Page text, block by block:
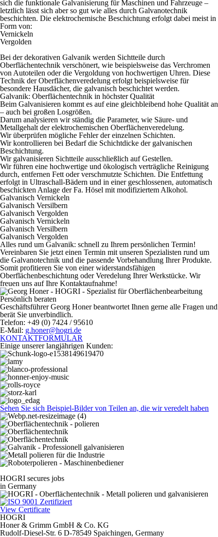
sich die funktionale Galvanisierung für Maschinen und Fahrzeuge –
letztlich lässt sich aber so gut wie alles durch Galvanotechnik
beschichten. Die elektrochemische Beschichtung erfolgt dabei meist in
Form von:
Vernickeln
Vergolden
Bei derdekorativen Galvanik werden Sichtteile durch
Oberflächentechnik verschönert, wie beispielsweise das Verchromen
von Autoteilen oder die Vergoldung von hochwertigen Uhren. Diese
Technik der Oberflächenveredelung erfolgt beispielsweise für
besondere Hausdächer, die galvanisch beschichtet werden.
Galvanik: Oberflächentechnik in höchster Qualität
Beim Galvanisieren kommt es auf eine gleichbleibend hohe Qualität an
– auch bei großen Losgrößen.
Darum analysieren wir ständig die Parameter, wie Säure- und
Metallgehalt der elektrochemischen Oberflächenveredelung.
Wir überprüfen mögliche Fehler der einzelnen Schichten.
Wir kontrollieren bei Bedarf die Schichtdicke der galvanischen
Beschichtung.
Wir galvanisieren Sichtteile ausschließlich auf Gestellen.
Wir führen eine hochwertige und ökologisch verträgliche Reinigung
durch, entfernen Fett oder verschmutzte Schichten. Die Entfettung
erfolgt in Ultraschall-Bädern und in einer geschlossenen, automatisch
beschickten Anlage der Fa. Hösel mit modifiziertem Alkohol.
Galvanisch Vernickeln
Galvanisch Versilbern
Galvanisch Vergolden
Galvanisch Vernickeln
Galvanisch Versilbern
Galvanisch Vergolden
Alles rund um Galvanik: schnell zu Ihrem persönlichen Termin!
Vereinbaren Sie jetzt einen Termin mit unseren Spezialisten rund um
die Galvanotechnik und die passende Vorbehandlung Ihrer Produkte.
Somit profitieren Sie von einer widerstandsfähigen
Oberflächenbeschichtung oder Veredelung Ihrer Werkstücke. Wir
freuen uns auf Ihre Kontaktaufnahme!
Persönlich beraten
Geschäftsführer Georg Honer beantwortet Ihnen gerne alle Fragen und
berät Sie unverbindlich.
Telefon: +49 (0) 7424 / 95610
E-Mail: g.honer@hogri.de
KONTAKTFORMULAR
Einige unserer langjährigen Kunden:
Sehen Sie sich Beispiel-Bilder von Teilen an, die wir veredelt haben
HOGRI secures jobs
in Germany
View Certificate
HOGRI
Honer & Grimm GmbH & Co. KG
Rudolf-Diesel-Str. 6 D-78549 Spaichingen, Germany